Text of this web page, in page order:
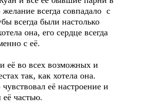
всегда совпадало с
всегда были настолько
она, его сердце всегда
с её.
её во всех возможных и
так, как хотела она.
её настроение и
её частью.